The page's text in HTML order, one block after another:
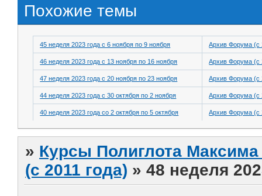
Похожие темы
45 неделя 2023 года с 6 ноября по 9 ноября Архив Форума (с
46 неделя 2023 года с 13 ноября по 16 ноября Архив Форума (с
47 неделя 2023 года с 20 ноября по 23 ноября Архив Форума (с
44 неделя 2023 года с 30 октября по 2 ноября Архив Форума (с
40 неделя 2023 года со 2 октября по 5 октября Архив Форума (с
» Курсы Полиглота
(с 2011 года) »48 неделя